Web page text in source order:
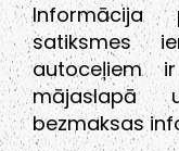
Informācija
satiksmes
autoceļiem
mājaslapā
bezmaksas